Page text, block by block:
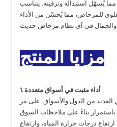
يُسهّل استبداله وترقيته. يتناسب
للمرحاض، مما يُحسّن من الأداء
مزايا المنتج
1. أداء مثبت في أسواق متعددة
العديد من الدول والأسواق. على مر
باستمرار بناءً على ملاحظات السوق
درجات حرارة المياه، وارتفاع